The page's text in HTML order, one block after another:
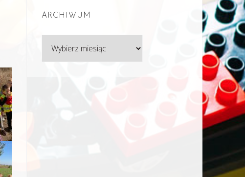
ARCHIWUM